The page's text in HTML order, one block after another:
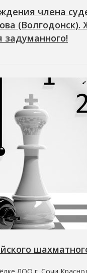
члена
задуманного!